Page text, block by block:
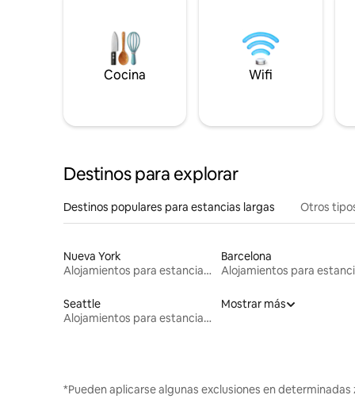
Cocina Wifi
Destinos para explorar
Destinos populares para estancias largas Otros
Nueva York
Alojamientos para estancias largas
Barcelona
Seattle
Alojamientos para estancias largas
Mostrar más
*Pueden aplicarse algunas exclusiones en